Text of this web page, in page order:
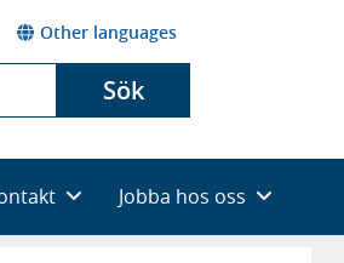
Other languages
Sök
Jobba hos oss